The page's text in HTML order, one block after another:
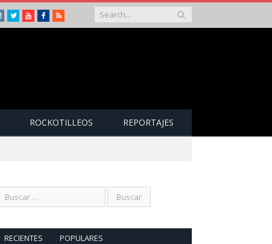
Instagram
TwitterYoutubeFacebook
RSS
ROCKOTILLEOS REPORTAJES
RECIENTES POPULARES